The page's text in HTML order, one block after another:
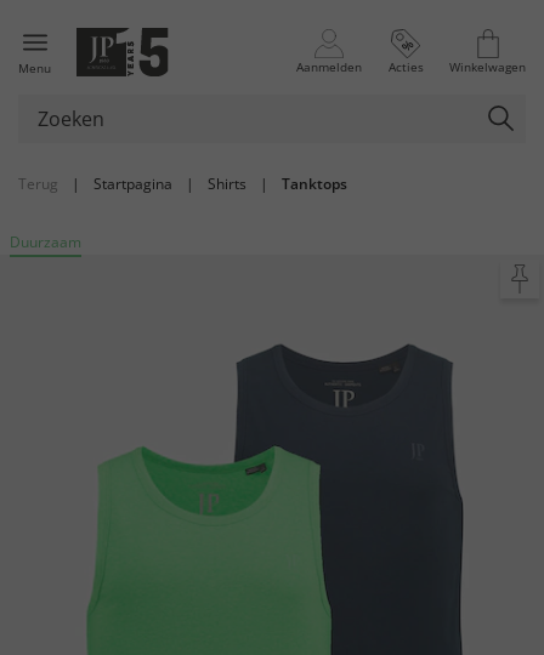
Menu Aanmelden Acties Winkelwagen
Terug | Startpagina | Shirts | Tanktops
Duurzaam